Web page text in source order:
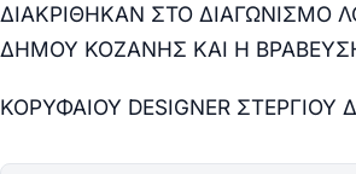
ΔΙΑΚΡΙΘΗΚΑΝ ΣΤΟ ΔΙΑΓΩΝΙΣΜΟ
ΔΗΜΟΥ ΚΟΖΑΝΗΣ ΚΑΙ Η
ΚΟΡΥΦΑΙΟΥ DESIGNER ΣΤΕΡΓΙΟΥ